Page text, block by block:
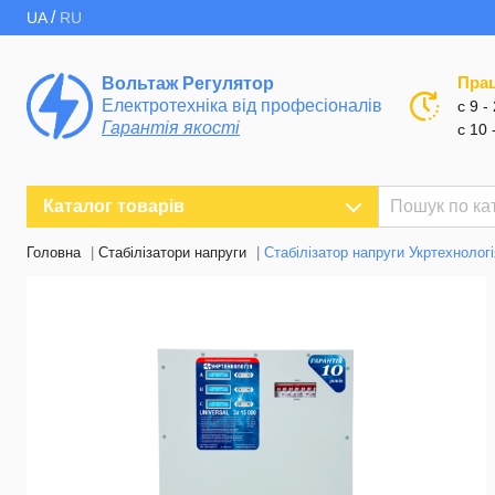
UA/ RU
Вольтаж Регулятор
Електротехніка від професіоналів
Гарантія якості
с 9 -
с 10
Каталог товарів
Головна Стабілізатори напруги Стабілізатор напруги